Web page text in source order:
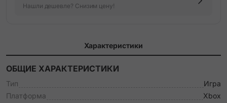
Нашли дешевле? Снизим цену!
Характеристики
ОБЩИЕ ХАРАКТЕРИСТИКИ
Тип
Игра
Платформа
Xbox